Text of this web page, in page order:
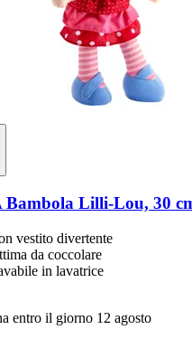
Bambola Lilli-​Lou, 30
vestito divertente
da coccolare
in lavatrice
entro il giorno 12 agosto